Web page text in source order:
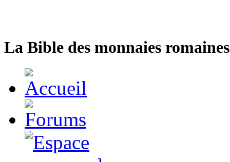
La Bible des monnaies